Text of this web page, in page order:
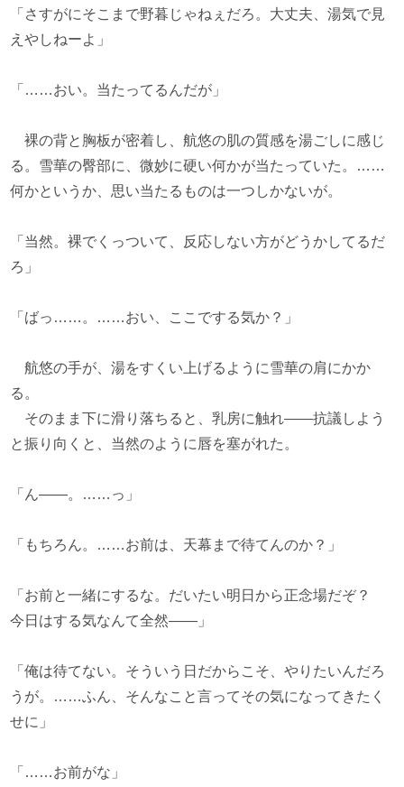
「さすがにそこまで野暮じゃねぇだろ。大丈夫、湯気で見
えやしねーよ」
「……おい。当たってるんだが」
裸の背と胸板が密着し、航悠の肌の質感を湯ごしに感じ
る。雪華の臀部に、微妙に硬い何かが当たっていた。……
何かというか、思い当たるものは一つしかないが。
「当然。裸でくっついて、反応しない方がどうかしてるだ
ろ」
「ばっ……。……おい、ここでする気か？」
航悠の手が、湯をすくい上げるように雪華の肩にかか
る。
そのまま下に滑り落ちると、乳房に触れ――抗議しよう
と振り向くと、当然のように唇を塞がれた。
「ん――。……っ」
「もちろん。……お前は、天幕まで待てんのか？」
「お前と一緒にするな。だいたい明日から正念場だぞ？
今日はする気なんて全然――」
「俺は待てない。そういう日だからこそ、やりたいんだろ
うが。……ふん、そんなこと言ってその気になってきたく
せに」
「……お前がな」